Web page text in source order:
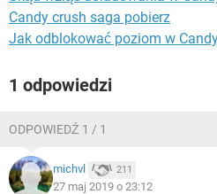
Candy crush saga pobierz
Jak odblokować poziom w
1 odpowiedzi
ODPOWIEDŹ 1 / 1
michvl 211
27 maj 2019 o 23:12